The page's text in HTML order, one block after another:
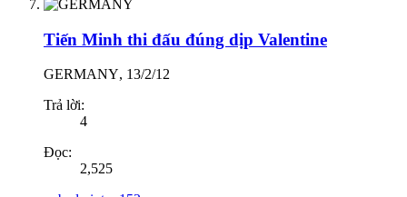
Tiến Minh thi đấu đúng dịp Valentine
GERMANY, 13/2/12
Trả lời:
4
Đọc:
2,525